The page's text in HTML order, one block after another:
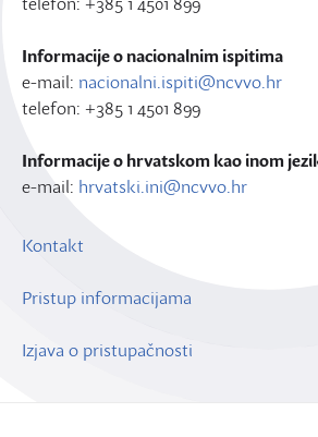
Informacije o nacionalnim ispitima
e-mail: nacionalni.ispiti@ncvvo.hr
telefon: +385 1 4501 899
Informacije o hrvatskom kao inom
e-mail: hrvatski.ini@ncvvo.hr
Kontakt
Pristup informacijama
Izjava o pristupačnosti